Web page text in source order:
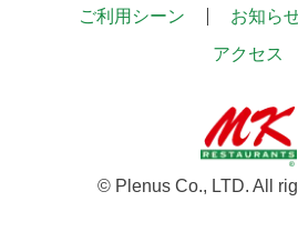
ご利用シーン
お知ら
アクセス
© Plenus Co., LTD. All